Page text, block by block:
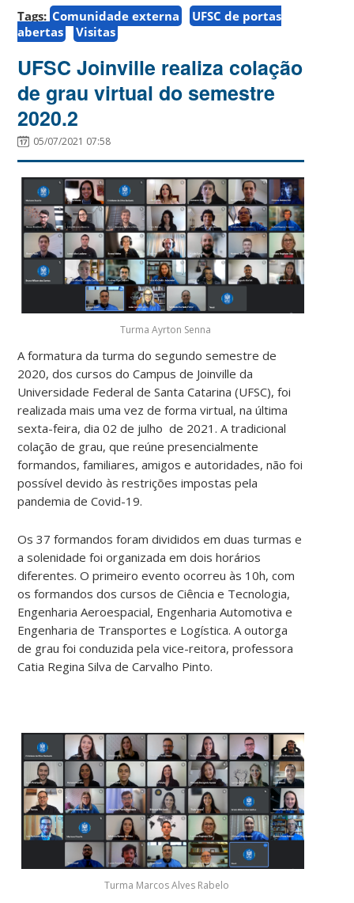
Tags: Comunidade externa
UFSC de portas
abertas
Visitas
UFSC Joinville realiza colação
de grau virtual do semestre
2020.2
05/07/2021 07:58
Turma Ayrton Senna
A formatura da turma do segundo semestre de
2020, dos cursos do Campus de Joinville da
Universidade Federal de Santa Catarina (UFSC), foi
realizada mais uma vez de forma virtual, na última
sexta-feira, dia 02 de julho de 2021. A tradicional
colação de grau, que reúne presencialmente
formandos, familiares, amigos e autoridades, não foi
possível devido às restrições impostas pela
pandemia de Covid-19.
Os 37 formandos foram divididos em duas turmas e
a solenidade foi organizada em dois horários
diferentes. O primeiro evento ocorreu às 10h, com
os formandos dos cursos de Ciência e Tecnologia,
Engenharia Aeroespacial, Engenharia Automotiva e
Engenharia de Transportes e Logística. A outorga
de grau foi conduzida pela vice-reitora, professora
Catia Regina Silva de Carvalho Pinto.
Turma Marcos Alves Rabelo